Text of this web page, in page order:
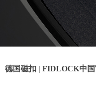
德国磁扣 | FIDLOCK中国